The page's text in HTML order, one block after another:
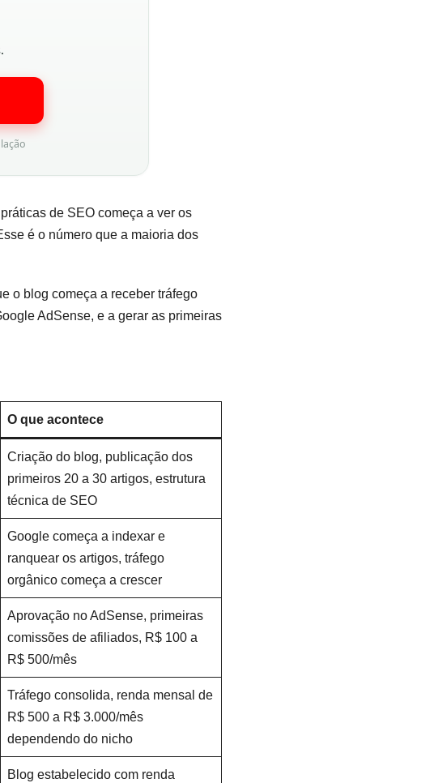
de SEO começa a ver os
é o número que a maioria dos
o blog começa a receber tráfego
AdSense, e a gerar as primeiras
O que acontece
Criação do blog, publicação dos
primeiros 20 a 30 artigos, estrutura
técnica de SEO
Google começa a indexar e
ranquear os artigos, tráfego
orgânico começa a crescer
Aprovação no AdSense, primeiras
comissões de afiliados, R$ 100 a
R$ 500/mês
Tráfego consolida, renda mensal de
R$ 500 a R$ 3.000/mês
dependendo do nicho
Blog estabelecido com renda